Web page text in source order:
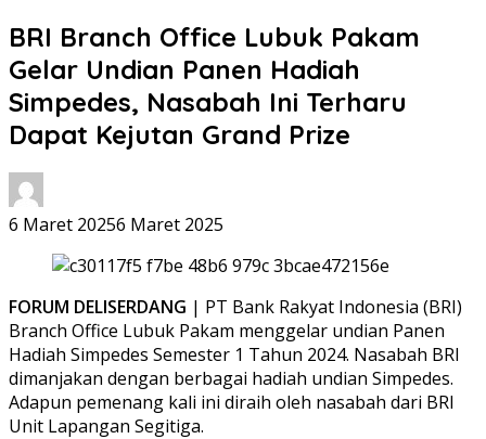
BRI Branch Office Lubuk Pakam
Gelar Undian Panen Hadiah
Simpedes, Nasabah Ini Terharu
Dapat Kejutan Grand Prize
6 Maret 20256 Maret 2025
FORUM DELISERDANG | PT Bank Rakyat Indonesia (BRI)
Branch Office Lubuk Pakam menggelar undian Panen
Hadiah Simpedes Semester 1 Tahun 2024. Nasabah BRI
dimanjakan dengan berbagai hadiah undian Simpedes.
Adapun pemenang kali ini diraih oleh nasabah dari BRI
Unit Lapangan Segitiga.